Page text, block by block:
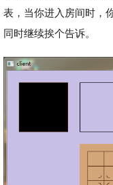
表，当你进入房间时，
同时继续挨个告诉。